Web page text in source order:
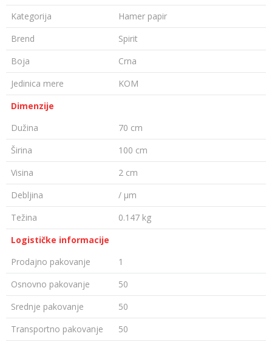
Kategorija
Hamer papir
Brend
Spirit
Boja
Crna
Jedinica mere
KOM
Dimenzije
Dužina
70 cm
Širina
100 cm
Visina
2 cm
Debljina
/ µm
Težina
0.147 kg
Logističke informacije
Prodajno pakovanje
1
Osnovno pakovanje
50
Srednje pakovanje
50
Transportno pakovanje
50